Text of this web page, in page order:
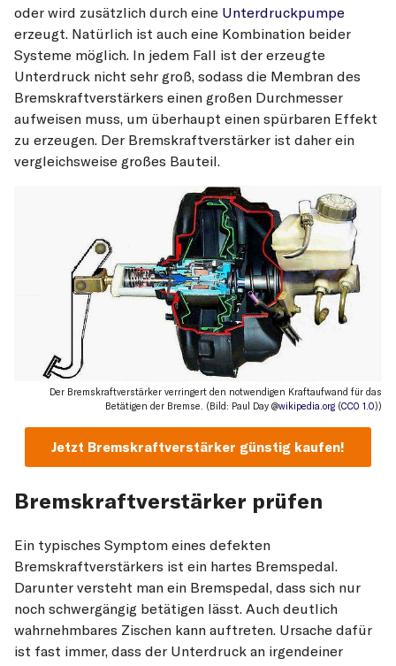
oder wird zusätzlich durch eine Unterdruckpumpe
erzeugt. Natürlich ist auch eine Kombination beider
Systeme möglich. In jedem Fall ist der erzeugte
Unterdruck nicht sehr groß, sodass die Membran des
Bremskraftverstärkers einen großen Durchmesser
aufweisen muss, um überhaupt einen spürbaren Effekt
zu erzeugen. Der Bremskraftverstärker ist daher ein
vergleichsweise großes Bauteil.
Der Bremskraftverstärker verringert den notwendigen Kraftaufwand für das
Betätigen der Bremse. (Bild: Paul Day @wikipedia.org (CC0 1.0))
Jetzt Bremskraftverstärker günstig kaufen!
Bremskraftverstärker prüfen
Ein typisches Symptom eines defekten
Bremskraftverstärkers ist ein hartes Bremspedal.
Darunter versteht man ein Bremspedal, dass sich nur
noch schwergängig betätigen lässt. Auch deutlich
wahrnehmbares Zischen kann auftreten. Ursache dafür
ist fast immer, dass der Unterdruck an irgendeiner